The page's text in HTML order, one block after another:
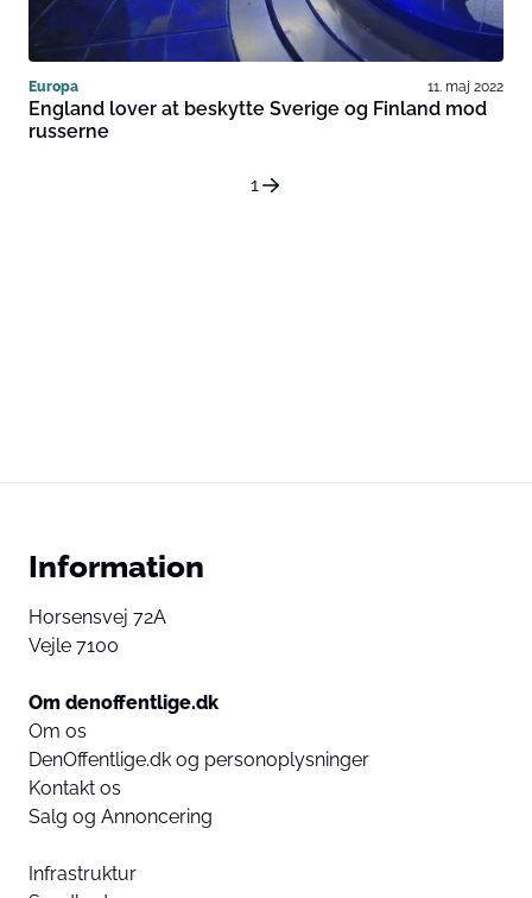
Europa 11. maj 2022
England lover at beskytte Sverige og Finland mod
russerne
1
Information
Horsensvej 72A
Vejle 7100
Om denoffentlige.dk
Om os
DenOffentlige.dk og personoplysninger
Kontakt os
Salg og Annoncering
Infrastruktur